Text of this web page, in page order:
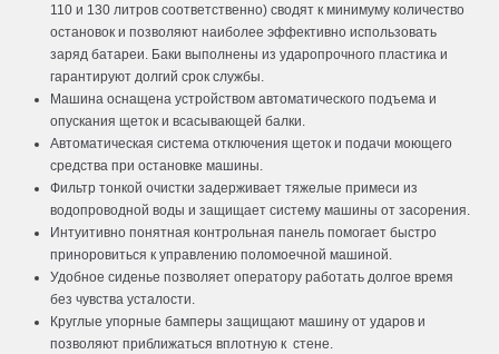
110 и 130 литров соответственно) сводят к минимуму количество
остановок и позволяют наиболее эффективно использовать
заряд батареи. Баки выполнены из ударопрочного пластика и
гарантируют долгий срок службы.
Машина оснащена устройством автоматического подъема и
опускания щеток и всасывающей балки.
Автоматическая система отключения щеток и подачи моющего
средства при остановке машины.
Фильтр тонкой очистки задерживает тяжелые примеси из
водопроводной воды и защищает систему машины от засорения.
Интуитивно понятная контрольная панель помогает быстро
приноровиться к управлению поломоечной машиной.
Удобное сиденье позволяет оператору работать долгое время
без чувства усталости.
Круглые упорные бамперы защищают машину от ударов и
позволяют приближаться вплотную к стене.